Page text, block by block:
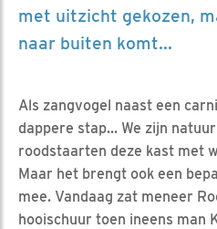
met uitzicht gekozen,
naar buiten komt...
Als zangvogel naast een
dappere stap... We zijn
roodstaarten deze kast met
Maar het brengt ook een
mee. Vandaag zat meneer
hooischuur toen ineens man